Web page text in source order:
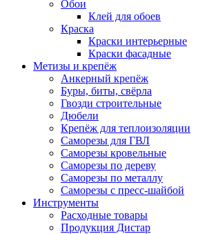
Обои
Клей для обоев
Краска
Краски интерьерные
Краски фасадные
Метизы и крепёж
Анкерный крепёж
Буры, биты, свёрла
Гвозди строительные
Дюбели
Крепёж для теплоизоляции
Саморезы для ГВЛ
Саморезы кровельные
Саморезы по дереву
Саморезы по металлу
Саморезы с пресс-шайбой
Инструменты
Расходные товары
Продукция Дистар